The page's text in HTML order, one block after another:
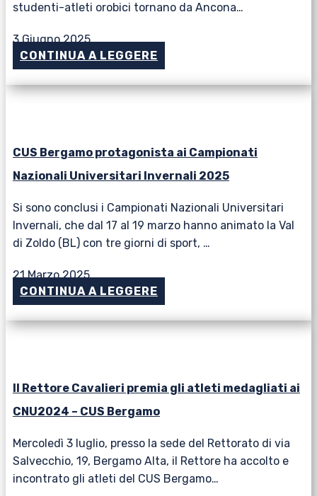
studenti-atleti orobici tornano da Ancona…
3 Giugno 2025
CONTINUA A LEGGERE
CUS Bergamo protagonista ai Campionati
Nazionali Universitari Invernali 2025
Si sono conclusi i Campionati Nazionali Universitari
Invernali, che dal 17 al 19 marzo hanno animato la Val
di Zoldo (BL) con tre giorni di sport, …
21 Marzo 2025
CONTINUA A LEGGERE
Il Rettore Cavalieri premia gli atleti medagliati ai
CNU2024 – CUS Bergamo
Mercoledì 3 luglio, presso la sede del Rettorato di via
Salvecchio, 19, Bergamo Alta, il Rettore ha accolto e
incontrato gli atleti del CUS Bergamo…